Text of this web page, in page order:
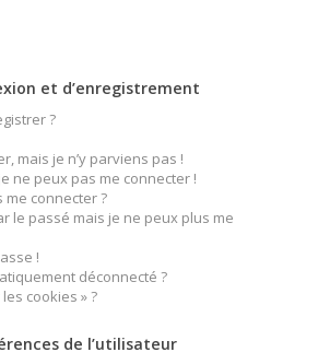
et d’enregistrement
?
mais je n’y parviens pas !
ne peux pas me connecter !
connecter ?
le passé mais je ne peux plus me
!
déconnecté ?
cookies » ?
de l’utilisateur